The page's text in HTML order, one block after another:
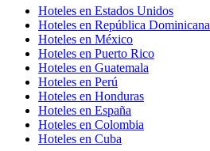
Hoteles en Estados Unidos
Hoteles en República Dominicana
Hoteles en México
Hoteles en Puerto Rico
Hoteles en Guatemala
Hoteles en Perú
Hoteles en Honduras
Hoteles en España
Hoteles en Colombia
Hoteles en Cuba